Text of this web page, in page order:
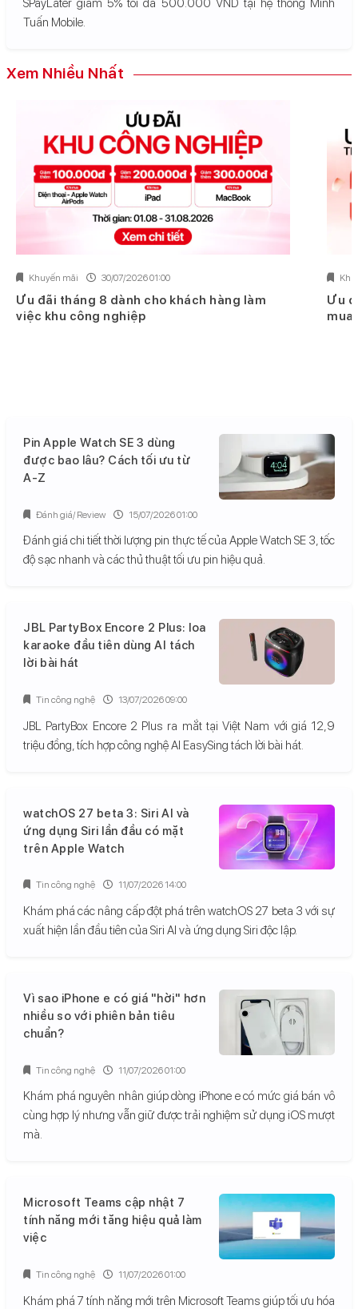
SPayLater giảm 5% tối đa 500.000 VND tại hệ thống Minh
Tuấn Mobile.
Xem Nhiều Nhất
Khuyến mãi 30/07/2026 01:00
Ưu đãi tháng 8 dành cho khách hàng làm
việc khu công nghiệp
Ưu
mua
Pin Apple Watch SE 3 dùng
được bao lâu? Cách tối ưu từ
A-Z
Đánh giá chi tiết thời lượng pin thực tế của Apple Watch SE 3, tốc
độ sạc nhanh và các thủ thuật tối ưu pin hiệu quả.
Đánh giá/ Review 15/07/2026 01:00
JBL PartyBox Encore 2 Plus: loa
karaoke đầu tiên dùng AI tách
lời bài hát
JBL PartyBox Encore 2 Plus ra mắt tại Việt Nam với giá 12,9
triệu đồng, tích hợp công nghệ AI EasySing tách lời bài hát.
Tin công nghệ 13/07/2026 09:00
watchOS 27 beta 3: Siri AI và
ứng dụng Siri lần đầu có mặt
trên Apple Watch
Khám phá các nâng cấp đột phá trên watchOS 27 beta 3 với sự
xuất hiện lần đầu tiên của Siri AI và ứng dụng Siri độc lập.
Tin công nghệ 11/07/2026 14:00
Vì sao iPhone e có giá "hời" hơn
nhiều so với phiên bản tiêu
chuẩn?
Khám phá nguyên nhân giúp dòng iPhone e có mức giá bán vô
cùng hợp lý nhưng vẫn giữ được trải nghiệm sử dụng iOS mượt
mà.
Tin công nghệ 11/07/2026 01:00
Microsoft Teams cập nhật 7
tính năng mới tăng hiệu quả làm
việc
Khám phá 7 tính năng mới trên Microsoft Teams giúp tối ưu hóa
Tin công nghệ 11/07/2026 01:00